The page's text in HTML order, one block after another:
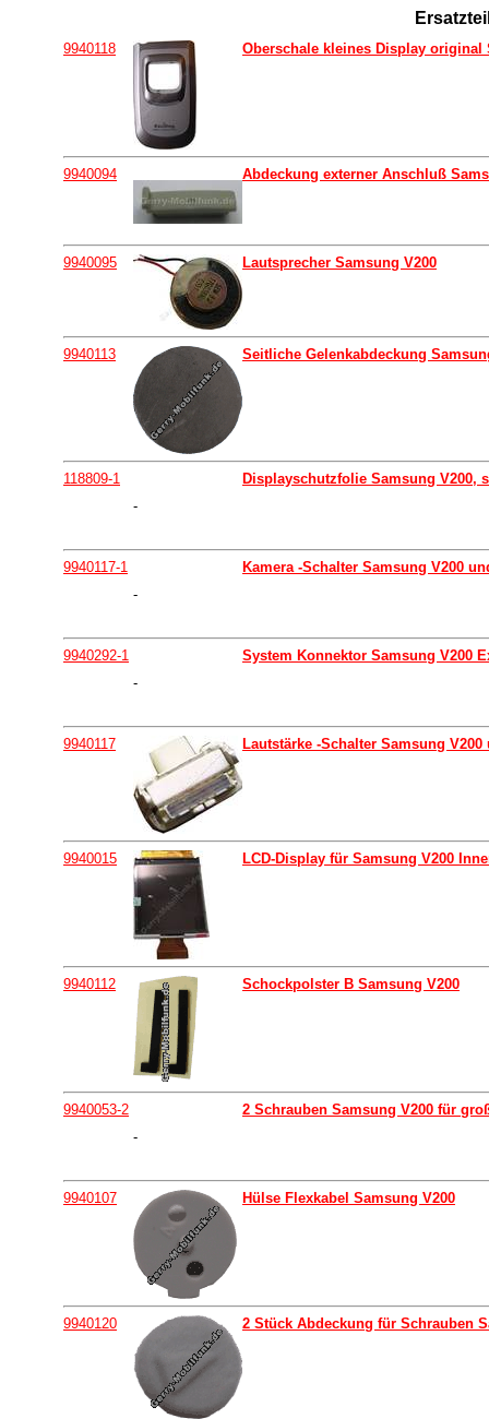
9940118 Oberschale kleines Display original
9940094 Abdeckung externer Anschluß
9940095 Lautsprecher Samsung V200
9940113 Seitliche Gelenkabdeckung
118809-1
-
Displayschutzfolie Samsung V200,
9940117-1
-
Kamera -Schalter Samsung V200
9940292-1
-
System Konnektor Samsung V200
9940117 Lautstärke -Schalter Samsung
9940015 LCD-Display für Samsung V200
9940112 Schockpolster B Samsung V200
9940053-2
-
2 Schrauben Samsung V200 für
9940107 Hülse Flexkabel Samsung V200
9940120 2 Stück Abdeckung für Schrauben